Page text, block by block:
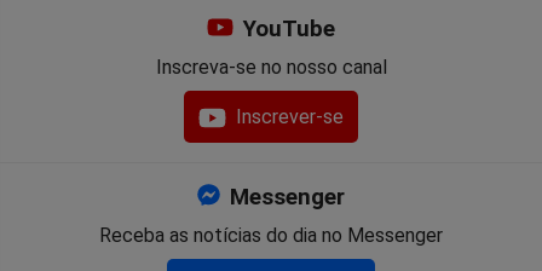
YouTube
Inscreva-se no nosso canal
Inscrever-se
Messenger
Receba as notícias do dia no Messenger